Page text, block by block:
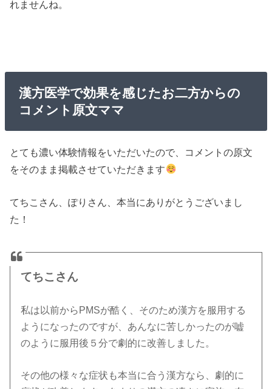
れませんね。
漢方医学で効果を感じたお二方からの
コメント原文ママ
とても濃い体験情報をいただいたので、コメントの原文
をそのまま掲載させていただきます
てちこさん、ぽりさん、本当にありがとうございまし
た！
てちこさん
私は以前からPMSが酷く、そのため漢方を服用する
ようになったのですが、あんなに苦しかったのが嘘
のように服用後５分で劇的に改善しました。
その他の様々な症状も本当に合う漢方なら、劇的に